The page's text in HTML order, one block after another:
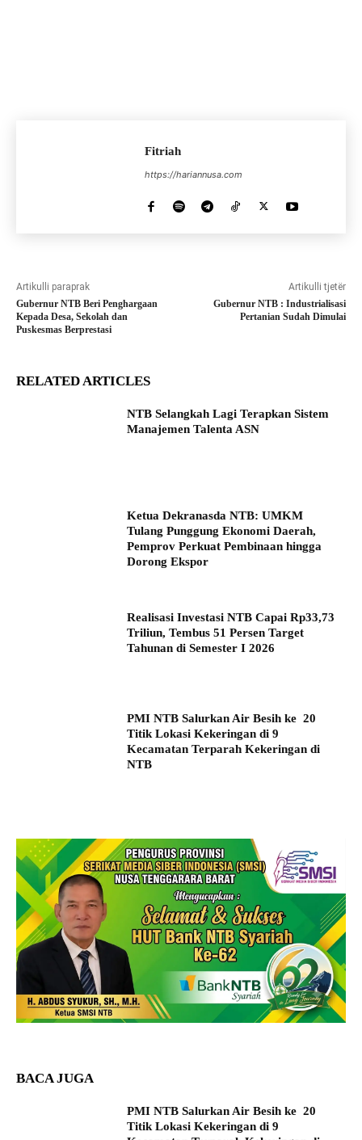
Fitriah
https://hariannusa.com
Artikulli paraprak
Gubernur NTB Beri Penghargaan
Kepada Desa, Sekolah dan
Puskesmas Berprestasi
Artikulli tjetër
Gubernur NTB : Industrialisasi
Pertanian Sudah Dimulai
RELATED ARTICLES
NTB Selangkah Lagi Terapkan Sistem
Manajemen Talenta ASN
Ketua Dekranasda NTB: UMKM
Tulang Punggung Ekonomi Daerah,
Pemprov Perkuat Pembinaan hingga
Dorong Ekspor
Realisasi Investasi NTB Capai Rp33,73
Triliun, Tembus 51 Persen Target
Tahunan di Semester I 2026
PMI NTB Salurkan Air Besih ke 20
Titik Lokasi Kekeringan di 9
Kecamatan Terparah Kekeringan di
NTB
BACA JUGA
PMI NTB Salurkan Air Besih ke 20
Titik Lokasi Kekeringan di 9